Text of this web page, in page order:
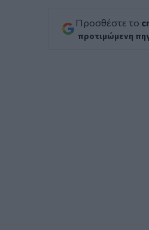
Προσθέστε το
προτιμώμενη